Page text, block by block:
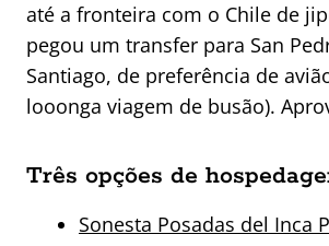
até a fronteira com o Chile de
pegou um transfer para San
Santiago, de preferência de
looonga viagem de busão).
Três opções de
Sonesta Posadas del Inca